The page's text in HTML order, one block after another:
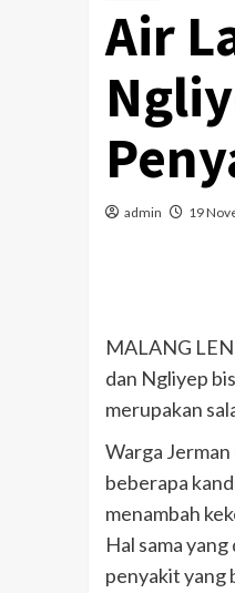
Air
admin 19
MALANG
dan Ngliyep
merupakan
Warga
beberapa
menambah
Hal sama
penyakit yang